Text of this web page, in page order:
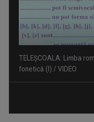
TELEȘCOALA: Limba